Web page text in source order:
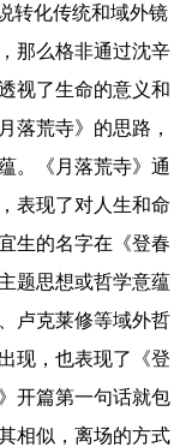
转化传统和域外镜
那么格非通过沈辛
视了生命的意义和
落荒寺》的思路，
。《月落荒寺》通
表现了对人生和命
生的名字在《登春
题思想或哲学意蕴
卢克莱修等域外哲
现，也表现了《登
开篇第一句话就包
相似，离场的方式